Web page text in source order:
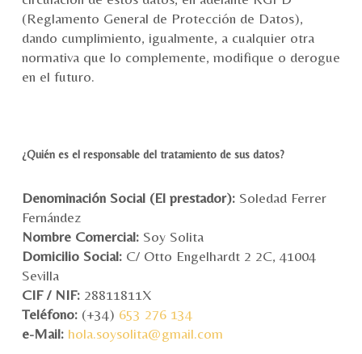
(Reglamento General de Protección de Datos),
dando cumplimiento, igualmente, a cualquier otra
normativa que lo complemente, modifique o derogue
en el futuro.
¿Quién es el responsable del tratamiento de sus datos?
Denominación Social (El prestador): Soledad Ferrer
Fernández
Nombre Comercial:Soy Solita
Domicilio Social:C/ Otto Engelhardt 2 2C, 41004
Sevilla
CIF / NIF:28811811X
Teléfono:(+34) 653 276 134
e-Mail: hola.soysolita@gmail.com